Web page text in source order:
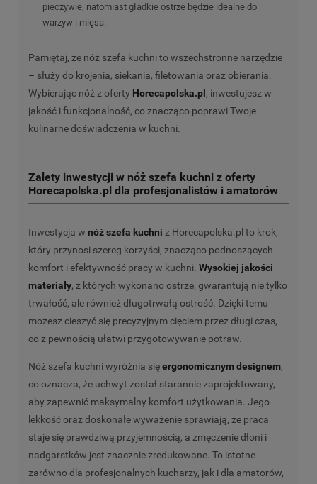
pieczywie, natomiast gładkie ostrze będzie idealne do
warzyw i mięsa.
Pamiętaj, że nóż szefa kuchni to wszechstronne narzędzie
– służy do krojenia, siekania, filetowania oraz obierania.
Wybierając nóż z oferty Horecapolska.pl , inwestujesz w
jakość i funkcjonalność, co znacząco poprawi Twoje
kulinarne doświadczenia w kuchni.
Zalety inwestycji w nóż szefa kuchni z oferty
Horecapolska.pl dla profesjonalistów i amatorów
Inwestycja w nóż szefa kuchni z Horecapolska.pl to krok,
który przynosi szereg korzyści, znacząco podnoszących
komfort i efektywność pracy w kuchni. Wysokiej jakości
materiały, z których wykonano ostrze, gwarantują nie tylko
trwałość, ale również długotrwałą ostrość. Dzięki temu
możesz cieszyć się precyzyjnym cięciem przez długi czas,
co z pewnością ułatwi przygotowywanie potraw.
Nóż szefa kuchni wyróżnia sięergonomicznym designem,
co oznacza, że uchwyt został starannie zaprojektowany,
aby zapewnić maksymalny komfort użytkowania. Jego
lekkość oraz doskonałe wyważenie sprawiają, że praca
staje się prawdziwą przyjemnością, a zmęczenie dłoni i
nadgarstków jest znacznie zredukowane. To istotne
zarówno dla profesjonalnych kucharzy, jak i dla amatorów,